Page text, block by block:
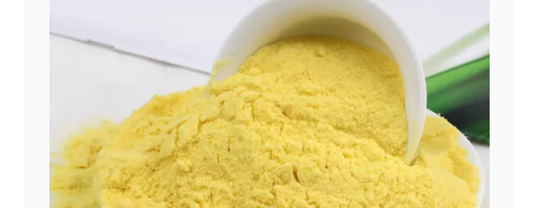
nutrición y aroma de naranja fresca. Disuelto
instantáneamente, fácil de usar.